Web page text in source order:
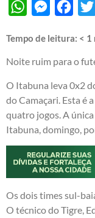
WhatsAppMessenger
Tempo de leitura: < 1
Noite ruim para o
O Itabuna leva 0x2
do Camaçari. Esta é
quatro jogos. A
Itabuna, domingo,
Os dois times sul-
O técnico do Tigre,